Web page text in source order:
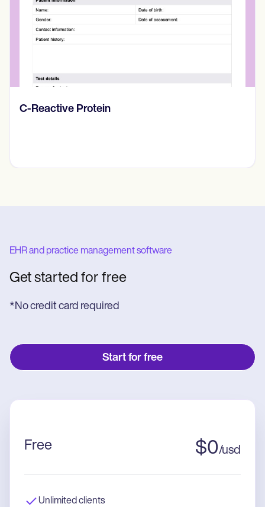
Diario de pensamientos
EHR and practice management software
Get started for free
*No credit card required
Start for free
Free $0/usd
Unlimited clients